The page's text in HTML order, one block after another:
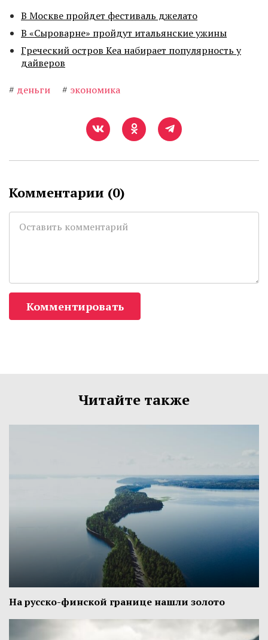
В Москве пройдет фестиваль джелато
В «Сыроварне» пройдут итальянские ужины
Греческий остров Кеа набирает популярность у
дайверов
# деньги # экономика
Комментарии (0)
Комментировать
Читайте также
На русско-финской границе нашли золото